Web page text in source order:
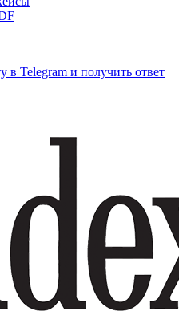
в Telegram и получить ответ